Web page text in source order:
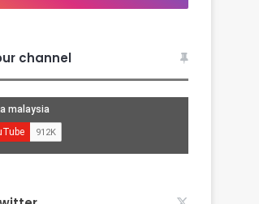
channel